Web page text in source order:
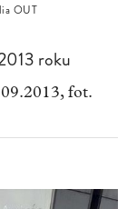
OUT
roku
fot.